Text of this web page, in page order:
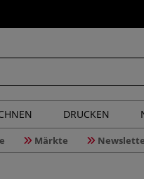
DRUCKEN
Märkte